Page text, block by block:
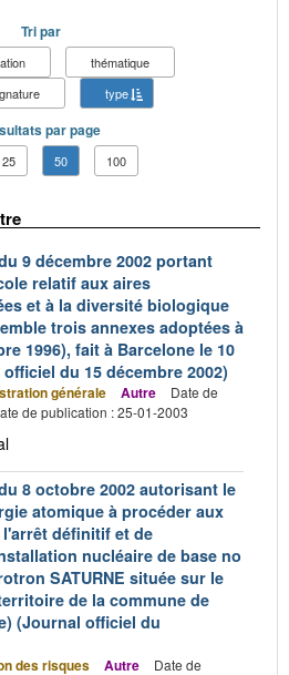
Tri par
thématique
type
par page
25 50 100
9 décembre 2002 portant
relatif aux aires
et à la diversité biologique
trois annexes adoptées à
1996), fait à Barcelone le 10
du 15 décembre 2002)
générale Autre
Date de
de publication : 25-01-2003
8 octobre 2002 autorisant le
atomique à procéder aux
définitif et de
nucléaire de base no
SATURNE située sur le
de la commune de
(Journal officiel du
des risques Autre Date de